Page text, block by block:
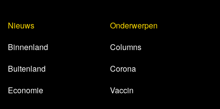
Nieuws
Binnenland
Buitenland
Economie
Onderwerpen
Columns
Corona
Vaccin